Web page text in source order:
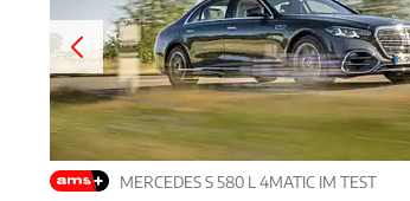
MERCEDES S 580 L 4MATIC IM TEST